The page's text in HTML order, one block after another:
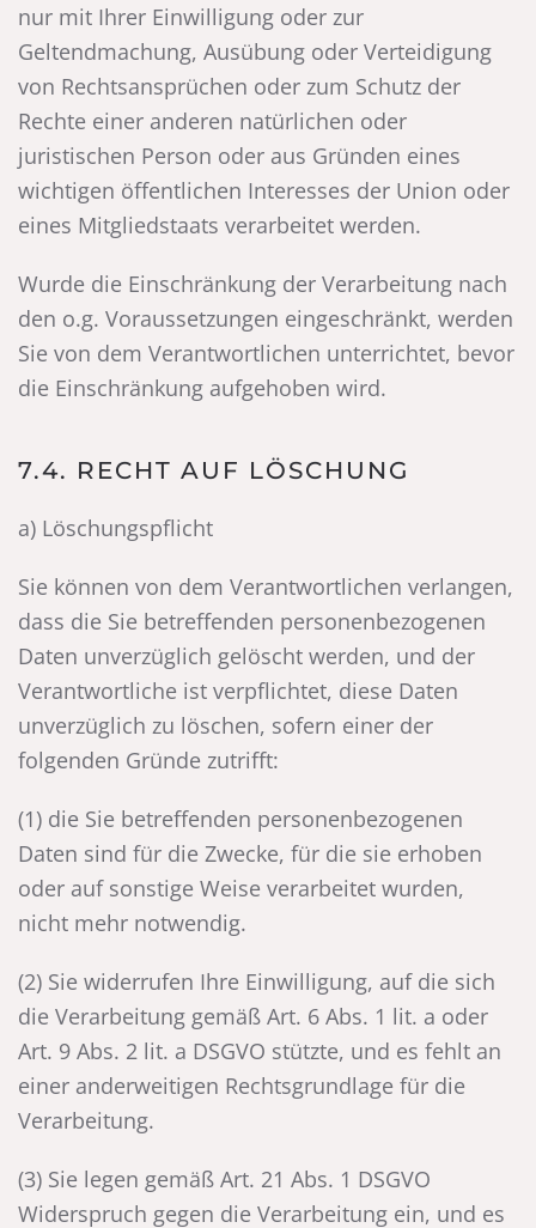
nur mit Ihrer Einwilligung oder zur
Geltendmachung, Ausübung oder Verteidigung
von Rechtsansprüchen oder zum Schutz der
Rechte einer anderen natürlichen oder
juristischen Person oder aus Gründen eines
wichtigen öffentlichen Interesses der Union oder
eines Mitgliedstaats verarbeitet werden.
Wurde die Einschränkung der Verarbeitung nach
den o.g. Voraussetzungen eingeschränkt, werden
Sie von dem Verantwortlichen unterrichtet, bevor
die Einschränkung aufgehoben wird.
7.4. RECHT AUF LÖSCHUNG
a) Löschungspflicht
Sie können von dem Verantwortlichen verlangen,
dass die Sie betreffenden personenbezogenen
Daten unverzüglich gelöscht werden, und der
Verantwortliche ist verpflichtet, diese Daten
unverzüglich zu löschen, sofern einer der
folgenden Gründe zutrifft:
(1) die Sie betreffenden personenbezogenen
Daten sind für die Zwecke, für die sie erhoben
oder auf sonstige Weise verarbeitet wurden,
nicht mehr notwendig.
(2) Sie widerrufen Ihre Einwilligung, auf die sich
die Verarbeitung gemäß Art. 6 Abs. 1 lit. a oder
Art. 9 Abs. 2 lit. a DSGVO stützte, und es fehlt an
einer anderweitigen Rechtsgrundlage für die
Verarbeitung.
(3) Sie legen gemäß Art. 21 Abs. 1 DSGVO
Widerspruch gegen die Verarbeitung ein, und es